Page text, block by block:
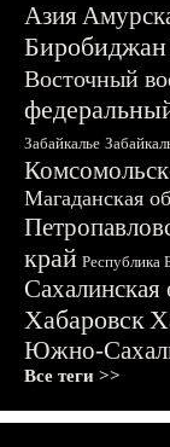
Азия
Биробиджан
Восточный
Забайкалье
Магаданская
край Республика
Сахалинская
Хабаровск
Южно-
Все теги >>